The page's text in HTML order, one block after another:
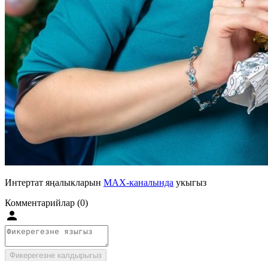
Интертат яңалыкларын MAX-каналында укыгыз
Комментарийлар (0)
Фикерегезне калдырыгыз